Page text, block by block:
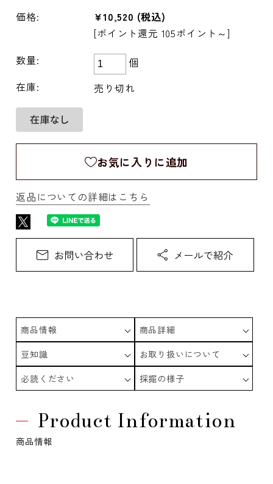
価格: ¥10,520 (税込)
[ポイント還元 105ポイント～]
数量:
個
在庫:
売り切れ
お気に入りに追加
返品についての詳細はこちら
商品情報
商品詳細
豆知識
お取り扱いについて
必読ください
採掘の様子
Product Information
商品情報